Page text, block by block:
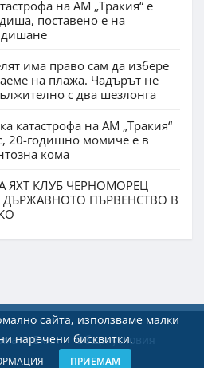
на АМ „Тракия“ е
поставено е на
има право сам да избере
на плажа. Чадърът не
с два шезлонга
катастрофа на АМ „Тракия“
20-годишно момиче е в
кома
ЯХТ КЛУБ ЧЕРНОМОРЕЦ
ДЪРЖАВНОТО ПЪРВЕНСТВО В
сайта, използваме малки
наречени бисквитки.
ПРИЕМАМ
Екип Общи условия